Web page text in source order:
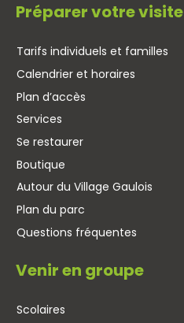
Préparer votre visite
Tarifs individuels et familles
Calendrier et horaires
Plan d’accès
Services
Se restaurer
Boutique
Autour du Village Gaulois
Plan du parc
Questions fréquentes
Venir en groupe
Scolaires